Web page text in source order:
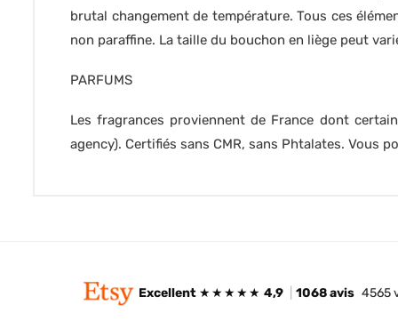
brutal changement de température. Tous ces
non paraffine. La taille du bouchon en liège peut
PARFUMS
Les fragrances proviennent de France dont
agency). Certifiés sans CMR, sans Phtalates. Vous
Excellent ★★★★★ 4,9 1068 avis 4565